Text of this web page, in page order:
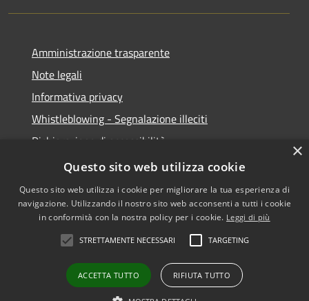
Amministrazione trasparente
Note legali
Informativa privacy
Whistleblowing - Segnalazione illeciti
Dichiarazione di accessibilità
Obiettivi di acessibilità
Accessibilità
Copyright © 2026 • Comune di
Voghera • Powered by
Municipium•
redazione
×
Questo sito web utilizza cookie
Questo sito web utilizza i cookie per migliorare la tua esperienza di
navigazione. Utilizzando il nostro sito web acconsenti a tutti i cookie
in conformità con la nostra policy per i cookie. Leggi di più
STRETTAMENTE NECESSARI TARGETING
ACCETTA TUTTO RIFIUTA TUTTO